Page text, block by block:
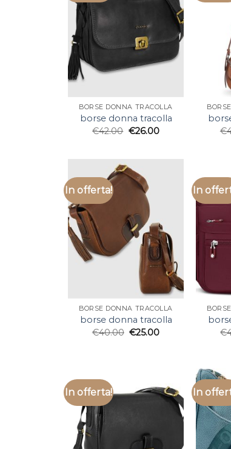
BORSE DONNA TRACOLLA
borse donna tracolla
€42.00 €26.00
€
In offerta!
BORSE DONNA TRACOLLA
borse donna tracolla
€40.00 €25.00
In
€
In offerta! In